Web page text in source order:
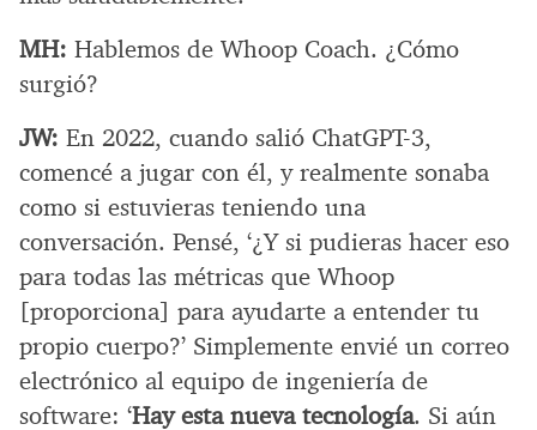
MH: Hablemos de Whoop Coach. ¿Cómo
surgió?
JW: En 2022, cuando salió ChatGPT-3,
comencé a jugar con él, y realmente sonaba
como si estuvieras teniendo una
conversación. Pensé, ‘¿Y si pudieras hacer eso
para todas las métricas que Whoop
[proporciona] para ayudarte a entender tu
propio cuerpo?’ Simplemente envié un correo
electrónico al equipo de ingeniería de
software: ‘Hay esta nueva tecnología. Si aún